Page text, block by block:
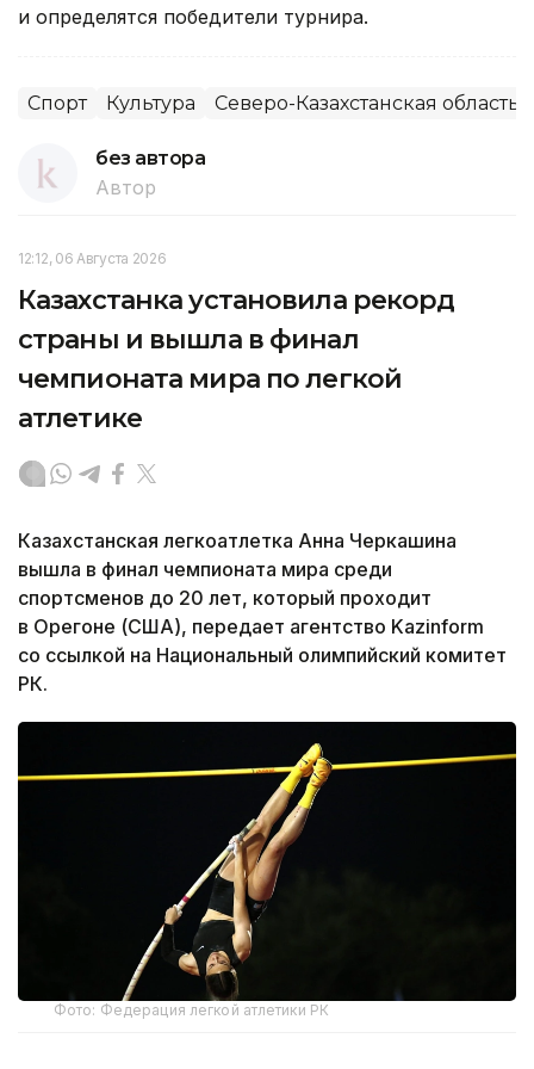
и определятся победители турнира.
Спорт Культура Северо-Казахстанская область
без автора
Автор
12:12, 06 Августа 2026
Казахстанка установила рекорд
страны и вышла в финал
чемпионата мира по легкой
атлетике
Казахстанская легкоатлетка Анна Черкашина
вышла в финал чемпионата мира среди
спортсменов до 20 лет, который проходит
в Орегоне (США), передает агентство Kazinform
со ссылкой на Национальный олимпийский комитет
РК.
Фото: Федерация легкой атлетики РК